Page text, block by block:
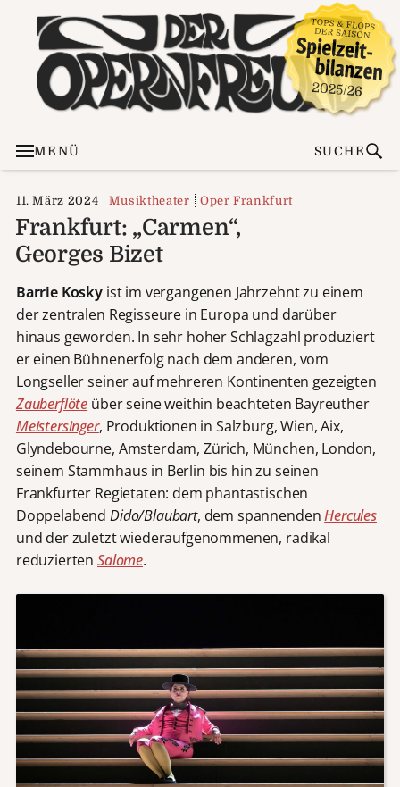
MENÜ SUCHE
11. März 2024 Musiktheater Oper Frankfurt
Frankfurt: „Carmen“,
Georges Bizet
Barrie Kosky ist im vergangenen Jahrzehnt zu einem
der zentralen Regisseure in Europa und darüber
hinaus geworden. In sehr hoher Schlagzahl produziert
er einen Bühnenerfolg nach dem anderen, vom
Longseller seiner auf mehreren Kontinenten gezeigten
Zauberflöte über seine weithin beachteten Bayreuther
Meistersinger, Produktionen in Salzburg, Wien, Aix,
Glyndebourne, Amsterdam, Zürich, München, London,
seinem Stammhaus in Berlin bis hin zu seinen
Frankfurter Regietaten: dem phantastischen
Doppelabend Dido/Blaubart, dem spannendenHercules
und der zuletzt wiederaufgenommenen, radikal
reduzierten Salome.